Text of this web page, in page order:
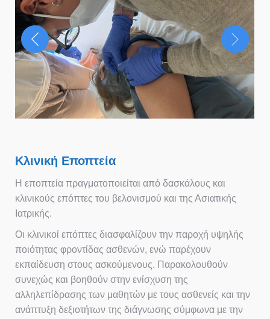
Κλινική Εποπτεία
Η εποπτεία πραγματοποιείται από δασκάλους και
κλινικούς επόπτες του βελονισμού και της Ασιατικής
Ιατρικής.
Οι κλινικοί επόπτες διασφαλίζουν την παροχή υψηλής
ποιότητας φροντίδας ασθενών, ενώ παρέχουν
εκπαίδευση στους ασκούμενους. Παρακολουθούν
συνεχώς και βοηθούν στην ενίσχυση της
αλληλεπίδρασης των μαθητών με τους ασθενείς και την
ανάπτυξη δεξιοτήτων της διάγνωσης σύμφωνα με την